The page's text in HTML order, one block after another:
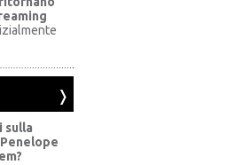
sulla